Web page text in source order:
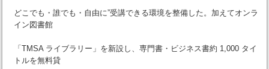
どこでも・誰でも・自由に”受講できる環境を整備した。加えてオンラ
イン図書館
「TMSA ライブラリー」を新設し、専門書・ビジネス書約 1,000 タイ
トルを無料貸